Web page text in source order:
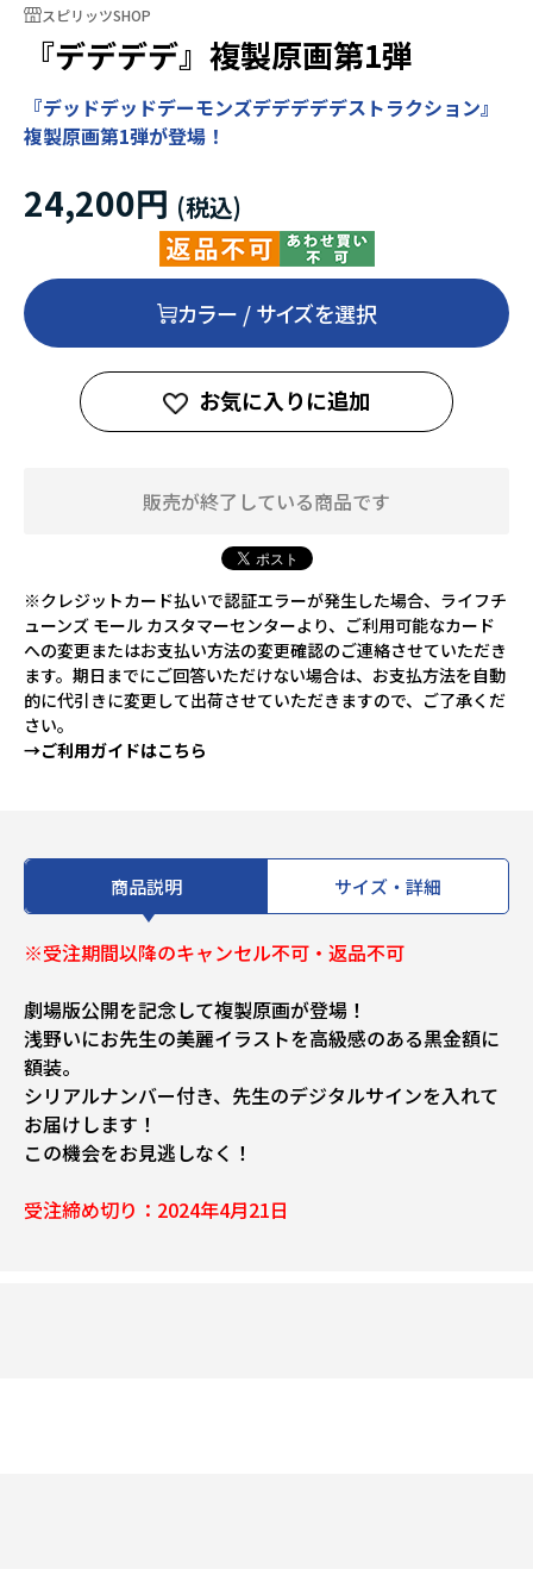
スピリッツSHOP
『デデデデ』複製原画第1弾
『デッドデッドデーモンズデデデデデストラクション』
複製原画第1弾が登場！
24,200円
カラー / サイズを選択
お気に入りに追加
販売が終了している商品です
※クレジットカード払いで認証エラーが発生した場合、ライフチ
ューンズ モール カスタマーセンターより、ご利用可能なカード
への変更またはお支払い方法の変更確認のご連絡させていただき
ます。期日までにご回答いただけない場合は、お支払方法を自動
的に代引きに変更して出荷させていただきますので、ご了承くだ
さい。
→ご利用ガイドはこちら
商品説明 サイズ・詳細
※受注期間以降のキャンセル不可・返品不可
劇場版公開を記念して複製原画が登場！
浅野いにお先生の美麗イラストを高級感のある黒金額に
額装。
シリアルナンバー付き、先生のデジタルサインを入れて
お届けします！
この機会をお見逃しなく！
受注締め切り：2024年4月21日